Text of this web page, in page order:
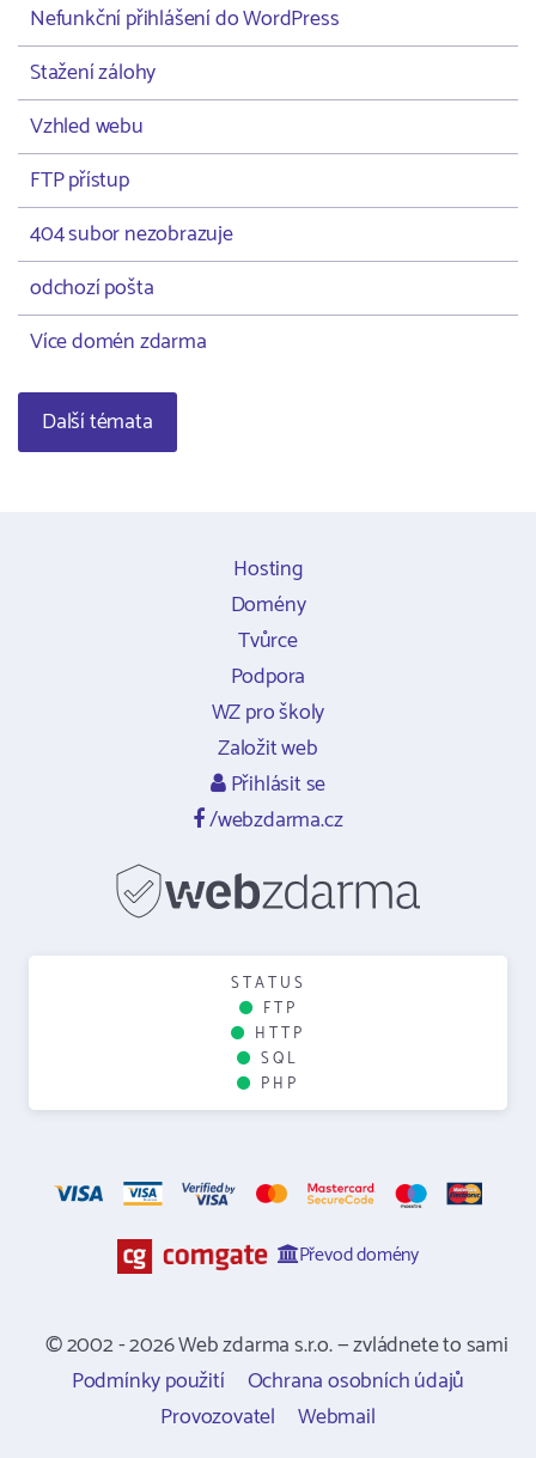
Nefunkční přihlášení do WordPress
Stažení zálohy
Vzhled webu
FTP přístup
404 subor nezobrazuje
odchozí pošta
Více domén zdarma
Další témata
Hosting
Domény
Tvůrce
Podpora
WZ pro školy
Založit web
Přihlásit se
/webzdarma.cz
STATUS
FTP
HTTP
SQL
PHP
Převod domény
© 2002 - 2026 Web zdarma s.r.o. — zvládnete to sami
Podmínky použití
Ochrana osobních údajů
Provozovatel
Webmail